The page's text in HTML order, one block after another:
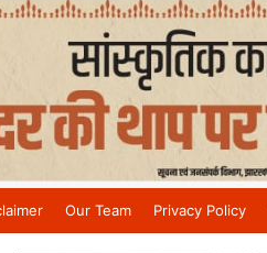
Our Team Privacy Policy